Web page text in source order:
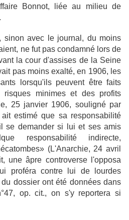
Bonnot, liée au milieu de
sinon avec le journal, du moins
ne fut pas condamné lors de
la cour d'assises de la Seine
pas moins exalté, en 1906, les
lorsqu'ils peuvent être faits
risques minimes et des profits
25 janvier 1906, souligné par
estimé que sa responsabilité
se demander si lui et ses amis
responsabilité indirecte,
(L'Anarchie, 24 avril
une âpre controverse l'opposa
proféra contre lui de lourdes
dossier ont été données dans
op. cit., on s'y reportera si